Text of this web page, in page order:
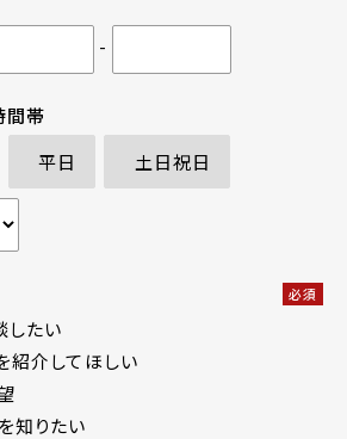
-
間帯
平日 土日祝日
必須
したい
紹介してほしい
知りたい